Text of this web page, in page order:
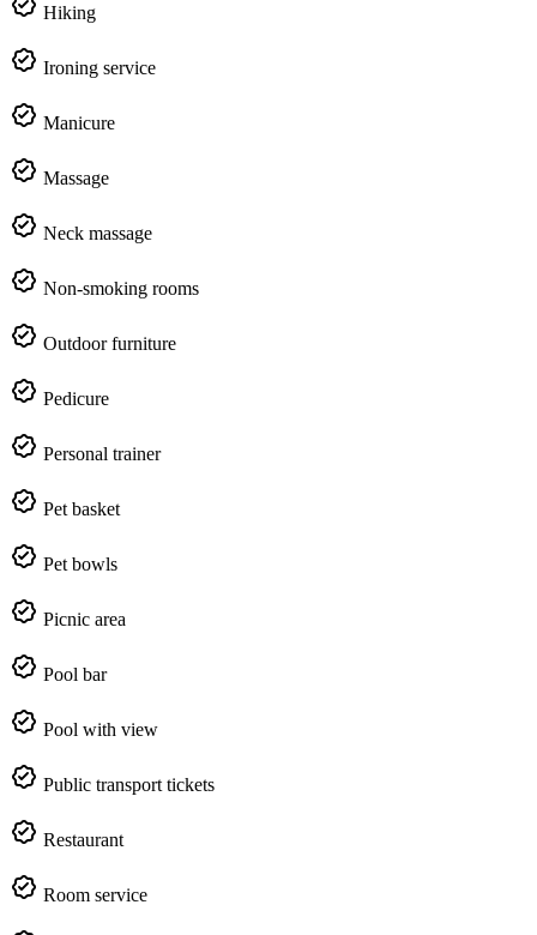
Hiking
Ironing service
Manicure
Massage
Neck massage
Non-smoking rooms
Outdoor furniture
Pedicure
Personal trainer
Pet basket
Pet bowls
Picnic area
Pool bar
Pool with view
Public transport tickets
Restaurant
Room service